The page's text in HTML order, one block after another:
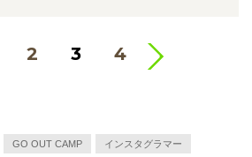
2 3 4
>
GO OUT CAMP インスタグラマー